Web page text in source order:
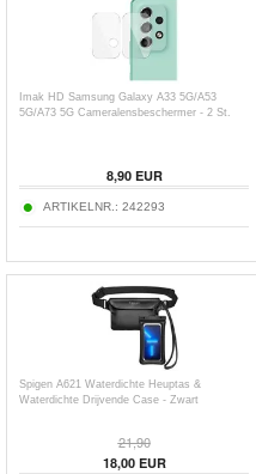
Imak HD Samsung Galaxy A33 5G/A53
5G/A73 5G Cameralensbeschermer - 2 St.
8,90EUR
ARTIKELNR.: 242293
Spigen A621 Waterdichte Heuptas &
Waterdichte Drijvende Case - Zwart
21,90
18,00EUR